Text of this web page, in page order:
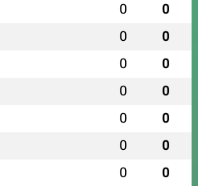
0 0
0 0
0 0
0 0
0 0
0 0
0 0